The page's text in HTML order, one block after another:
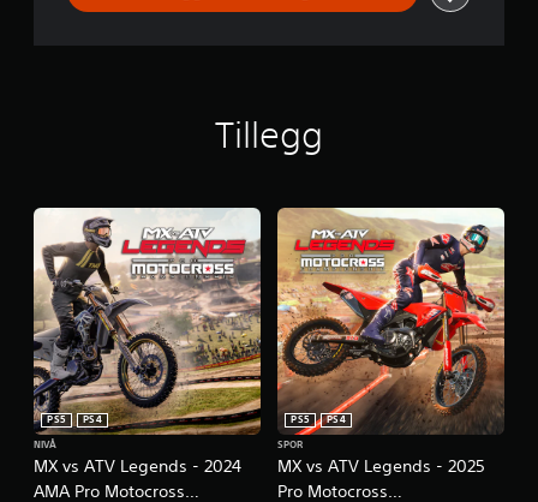
Tillegg
MX vs ATV Legends - 2024
AMA Pro Motocross
PS5
PS4
NIVÅ
MX vs ATV Legends - 2025
Pro Motocross
PS5
PS4
SPOR